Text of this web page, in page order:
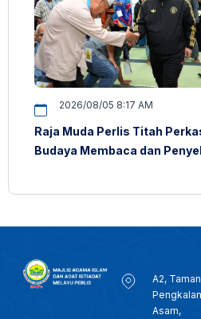
2026/08/05 8:17 AM
Raja Muda Perlis Titah
Budaya Membaca dan
A2, Taman
Pengkalan
Asam,